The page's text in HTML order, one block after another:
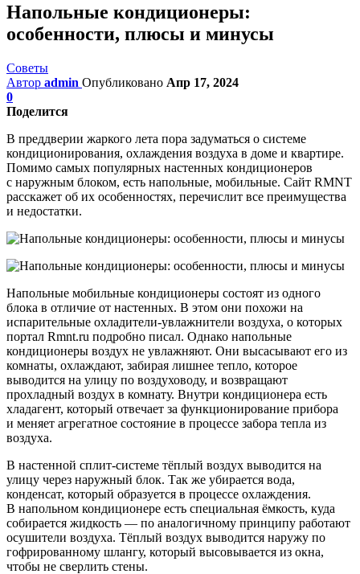
Напольные кондиционеры:
особенности, плюсы и минусы
Советы
Автор admin Опубликовано Апр 17, 2024
0
Поделится
В преддверии жаркого лета пора задуматься о системе
кондиционирования, охлаждения воздуха в доме и квартире.
Помимо самых популярных настенных кондиционеров
с наружным блоком, есть напольные, мобильные. Сайт RMNT
расскажет об их особенностях, перечислит все преимущества
и недостатки.
Напольные мобильные кондиционеры состоят из одного
блока в отличие от настенных. В этом они похожи на
испарительные охладители-увлажнители воздуха, о которых
портал Rmnt.ru подробно писал. Однако напольные
кондиционеры воздух не увлажняют. Они высасывают его из
комнаты, охлаждают, забирая лишнее тепло, которое
выводится на улицу по воздуховоду, и возвращают
прохладный воздух в комнату. Внутри кондиционера есть
хладагент, который отвечает за функционирование прибора
и меняет агрегатное состояние в процессе забора тепла из
воздуха.
В настенной сплит-системе тёплый воздух выводится на
улицу через наружный блок. Так же убирается вода,
конденсат, который образуется в процессе охлаждения.
В напольном кондиционере есть специальная ёмкость, куда
собирается жидкость — по аналогичному принципу работают
осушители воздуха. Тёплый воздух выводится наружу по
гофрированному шлангу, который высовывается из окна,
чтобы не сверлить стены.